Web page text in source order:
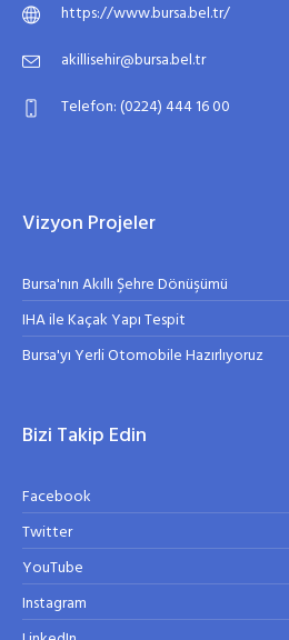
https://www.bursa.bel.tr/
akillisehir@bursa.bel.tr
Telefon: (0224) 444 16 00
Vizyon Projeler
Bursa'nın Akıllı Şehre Dönüşümü
IHA ile Kaçak Yapı Tespit
Bursa'yı Yerli Otomobile Hazırlıyoruz
Bizi Takip Edin
Facebook
Twitter
YouTube
Instagram